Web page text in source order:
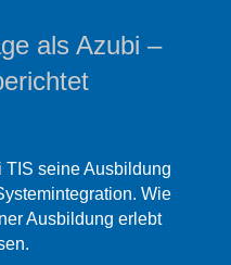
100 Tage als
berichtet
macht bei TIS ihre
für
wie sie die ersten 100
hat.